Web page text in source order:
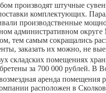
производят штучные
комплектующих.
производственные
административном
тем самым сокращались
заказать их можно, не
складских помещениях
за 700 000 рублей. В
аренда помещения
расположен в